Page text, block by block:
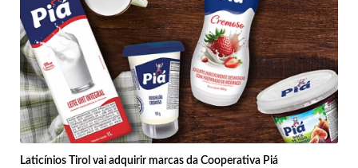
Laticínios Tirol vai adquirir marcas da Cooperativa Piá